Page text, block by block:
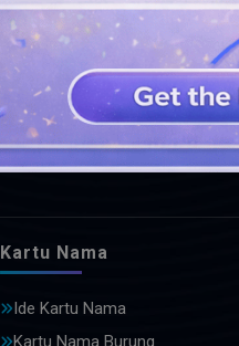
LIHAT
Kartu Nama
Ide Kartu Nama
Kartu Nama Burung